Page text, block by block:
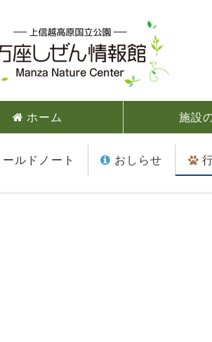
ホーム
施設
ルドノート おしらせ